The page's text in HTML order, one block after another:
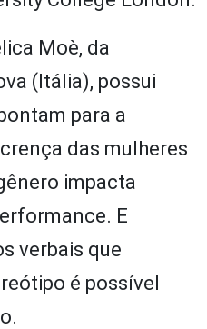
Moè, da
(Itália), possui
para a
das mulheres
impacta
E
verbais que
é possível